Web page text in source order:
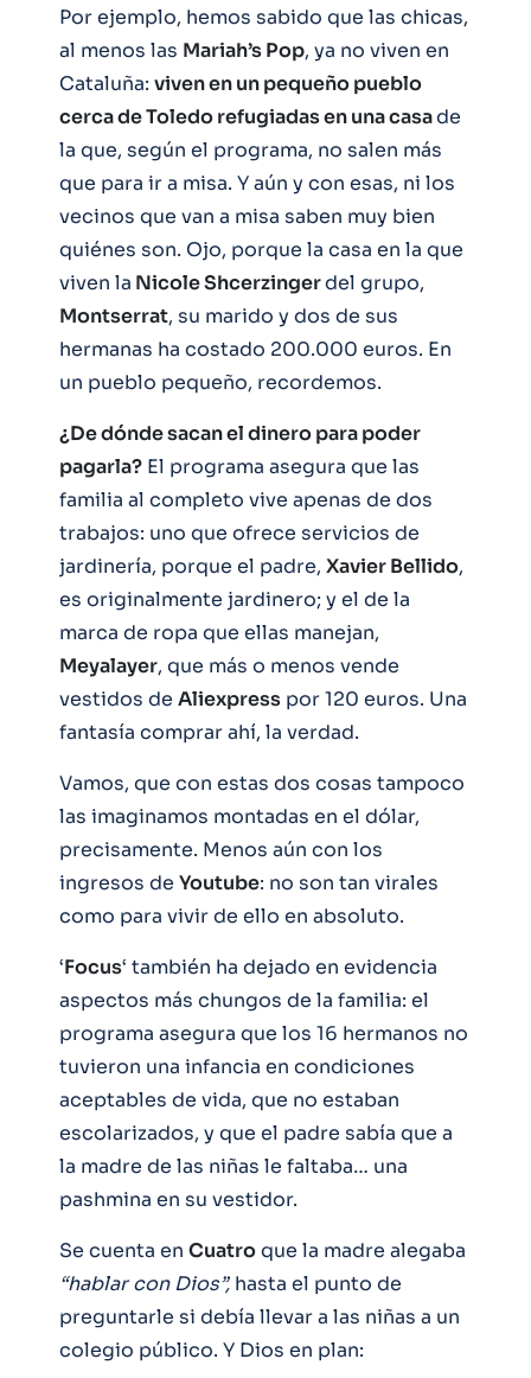
Por ejemplo, hemos sabido que las chicas,
al menos las Mariah’s Pop, ya no viven en
Cataluña: viven en un pequeño pueblo
cerca de Toledo refugiadas en una casade
la que, según el programa, no salen más
que para ir a misa. Y aún y con esas, ni los
vecinos que van a misa saben muy bien
quiénes son. Ojo, porque la casa en la que
viven la Nicole Shcerzingerdel grupo,
Montserrat, su marido y dos de sus
hermanas ha costado 200.000 euros. En
un pueblo pequeño, recordemos.
¿De dónde sacan el dinero para poder
pagarla? El programa asegura que las
familia al completo vive apenas de dos
trabajos: uno que ofrece servicios de
jardinería, porque el padre, Xavier Bellido,
es originalmente jardinero; y el de la
marca de ropa que ellas manejan,
Meyalayer, que más o menos vende
vestidos de Aliexpress por 120 euros. Una
fantasía comprar ahí, la verdad.
Vamos, que con estas dos cosas tampoco
las imaginamos montadas en el dólar,
precisamente. Menos aún con los
ingresos de Youtube: no son tan virales
como para vivir de ello en absoluto.
‘Focus‘ también ha dejado en evidencia
aspectos más chungos de la familia: el
programa asegura que los 16 hermanos no
tuvieron una infancia en condiciones
aceptables de vida, que no estaban
escolarizados, y que el padre sabía que a
la madre de las niñas le faltaba… una
pashmina en su vestidor.
Se cuenta en Cuatroque la madre alegaba
“hablar con Dios”, hasta el punto de
preguntarle si debía llevar a las niñas a un
colegio público. Y Dios en plan: